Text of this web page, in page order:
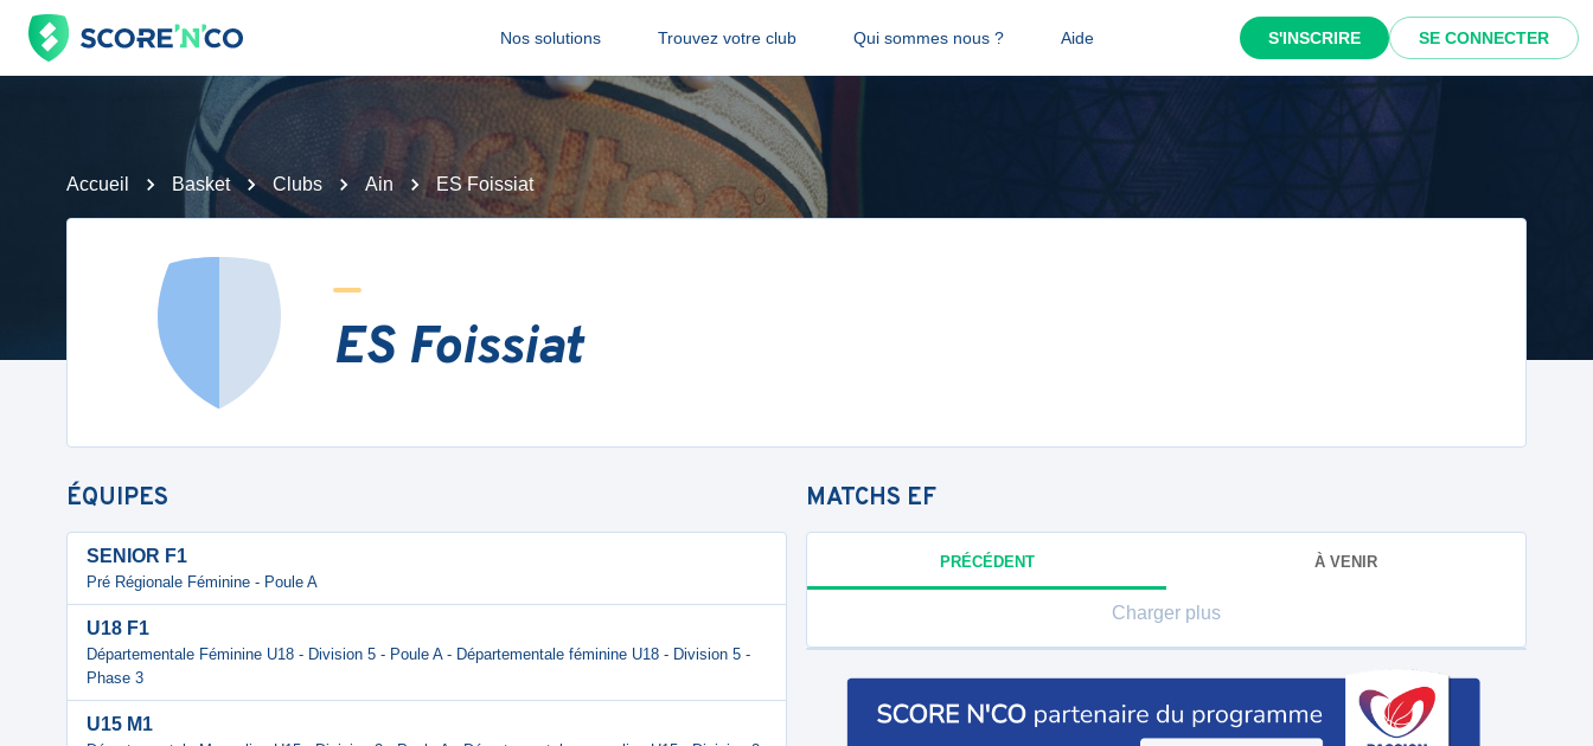
Nos solutions Trouvez votre club Qui sommes nous ? Aide S'INSCRIRE SE CONNECTER
Accueil Basket Clubs Ain ES Foissiat
ES Foissiat
ÉQUIPES
SENIOR F1
Pré Régionale Féminine - Poule A
U18 F1
Départementale Féminine U18 - Division 5 - Poule A - Départementale féminine U18 - Division 5 -
Phase 3
U15 M1
MATCHS EF
PRÉCÉDENT À VENIR
Charger plus